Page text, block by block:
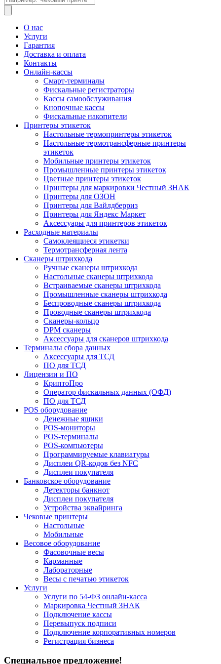
товаров
О нас
Услуги
Гарантия
Доставка и оплата
Контакты
Онлайн-кассы
Смарт-терминалы
Фискальные регистраторы
Кассы самообслуживания
Кнопочные кассы
Фискальные накопители
Принтеры этикеток
Настольные термопринтеры этикеток
Настольные термотрансферные принтеры
этикеток
Мобильные принтеры этикеток
Промышленные принтеры этикеток
Цветные принтеры этикеток
Принтеры для маркировки Честный ЗНАК
Принтеры для ОЗОН
Принтеры для Вайлдберриз
Принтеры для Яндекс Маркет
Аксессуары для принтеров этикеток
Расходные материалы
Самоклеящиеся этикетки
Термотрансферная лента
Сканеры штрихкода
Ручные сканеры штрихкода
Настольные сканеры штрихкода
Встраиваемые сканеры штрихкода
Промышленные сканеры штрихкода
Беспроводные сканеры штрихкода
Проводные сканеры штрихкода
Сканеры-кольцо
DPM сканеры
Аксессуары для сканеров штрихкода
Терминалы сбора данных
Аксессуары для ТСД
ПО для ТСД
Лицензии и ПО
КриптоПро
Оператор фискальных данных (ОФД)
ПО для ТСД
POS оборудование
Денежные ящики
POS-мониторы
POS-терминалы
POS-компьютеры
Программируемые клавиатуры
Дисплеи QR-кодов без NFC
Дисплеи покупателя
Банковское оборудование
Детекторы банкнот
Дисплеи покупателя
Устройства эквайринга
Чековые принтеры
Настольные
Мобильные
Весовое оборудование
Фасовочные весы
Карманные
Лабораторные
Весы с печатью этикеток
Услуги
Услуги по 54-ФЗ онлайн-касса
Маркировка Честный ЗНАК
Подключение кассы
Перевыпуск подписи
Подключение корпоративных номеров
Регистрация бизнеса
Специальное предложение!